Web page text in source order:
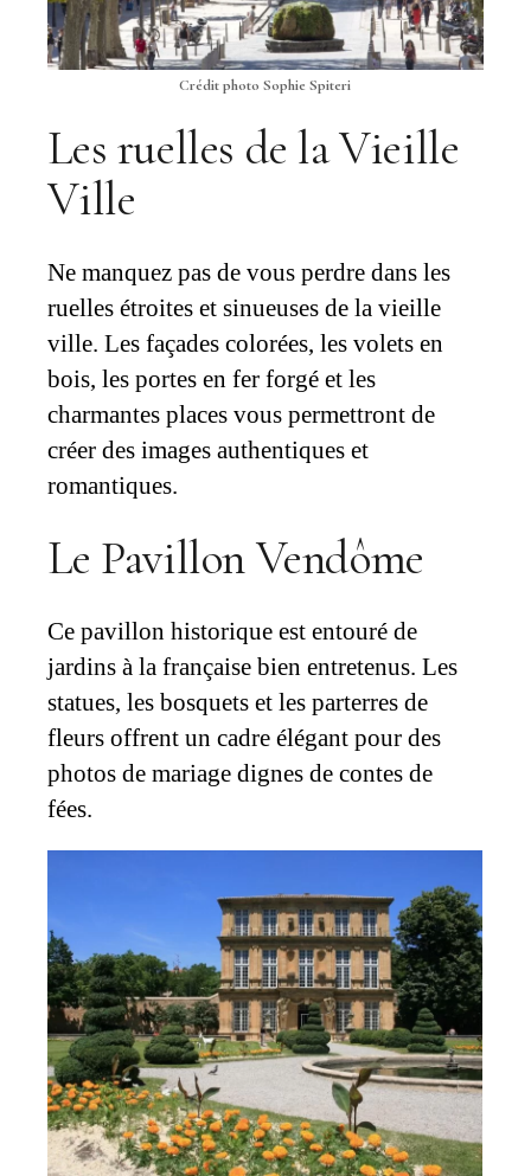
Crédit photo Sophie Spiteri
Les ruelles de la Vieille
Ville
Ne manquez pas de vous perdre dans les
ruelles étroites et sinueuses de la vieille
ville. Les façades colorées, les volets en
bois, les portes en fer forgé et les
charmantes places vous permettront de
créer des images authentiques et
romantiques.
Le Pavillon Vendôme
Ce pavillon historique est entouré de
jardins à la française bien entretenus. Les
statues, les bosquets et les parterres de
fleurs offrent un cadre élégant pour des
photos de mariage dignes de contes de
fées.